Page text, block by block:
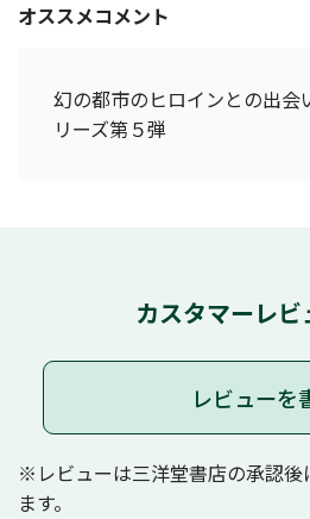
オススメコメント
幻の都市のヒロインとの出会
リーズ第５弾
カスタマーレビ
レビューを
※レビューは三洋堂書店の承認
ます。